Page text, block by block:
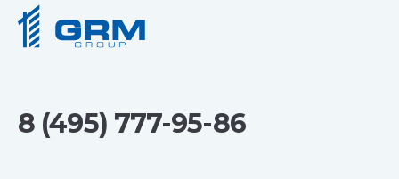
8 (495) 777-95-86